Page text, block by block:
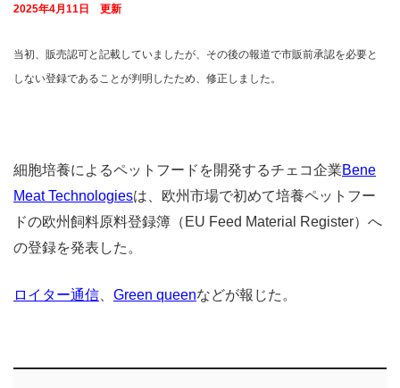
2025年4月11日 更新
当初、販売認可と記載していましたが、その後の報道で市販前承認を必要と
しない登録であることが判明したため、修正しました。
細胞培養によるペットフードを開発するチェコ企業Bene
Meat Technologiesは、欧州市場で初めて培養ペットフー
ドの欧州飼料原料登録簿（EU Feed Material Register）へ
の登録を発表した。
ロイター通信 Green queenなどが報じた。